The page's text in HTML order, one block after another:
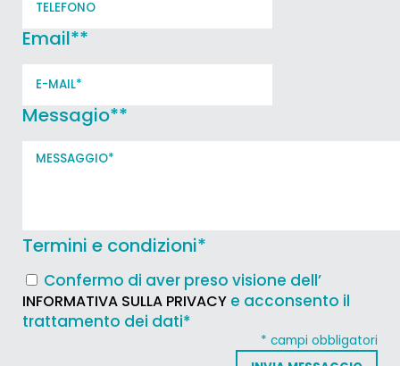
Email**
Messagio**
Termini e condizioni*
Confermo di aver preso visione dell’
INFORMATIVA SULLA PRIVACY e acconsento il
trattamento dei dati*
* campi obbligatori